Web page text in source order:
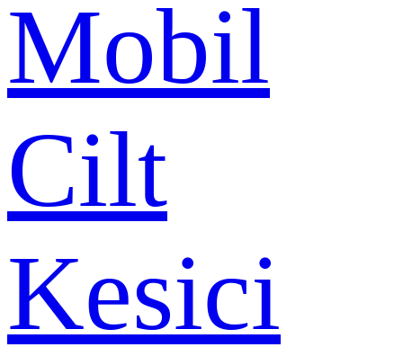
Mobil
Cilt
Kesici